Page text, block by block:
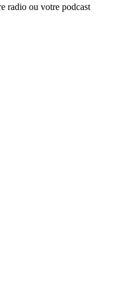
radio ou votre podcast